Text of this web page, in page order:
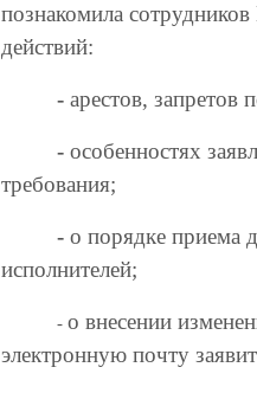
познакомила
действий:
- арестов, запретов
- особенностях
требования;
-о порядке приема
исполнителей;
-о внесении
электронную почту